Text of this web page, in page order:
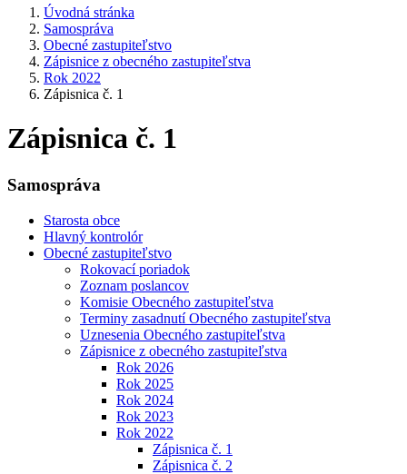
Úvodná stránka
Samospráva
Obecné zastupiteľstvo
Zápisnice z obecného zastupiteľstva
Rok 2022
Zápisnica č. 1
Zápisnica č. 1
Samospráva
Starosta obce
Hlavný kontrolór
Obecné zastupiteľstvo
Rokovací poriadok
Zoznam poslancov
Komisie Obecného zastupiteľstva
Terminy zasadnutí Obecného zastupiteľstva
Uznesenia Obecného zastupiteľstva
Zápisnice z obecného zastupiteľstva
Rok 2026
Rok 2025
Rok 2024
Rok 2023
Rok 2022
Zápisnica č. 1
Zápisnica č. 2